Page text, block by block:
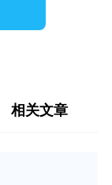
相关文章